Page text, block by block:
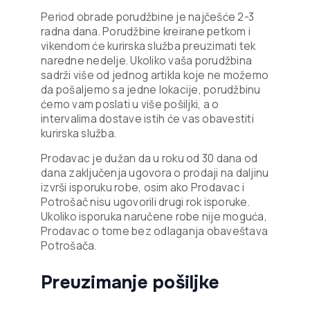
Period obrade porudžbine je najčešće 2-3
radna dana. Porudžbine kreirane petkom i
vikendom će kurirska služba preuzimati tek
naredne nedelje. Ukoliko vaša porudžbina
sadrži više od jednog artikla koje ne možemo
da pošaljemo sa jedne lokacije, porudžbinu
ćemo vam poslati u više pošiljki, a o
intervalima dostave istih će vas obavestiti
kurirska služba.
Prodavac je dužan da u roku od 30 dana od
dana zaključenja ugovora o prodaji na daljinu
izvrši isporuku robe, osim ako Prodavac i
Potrošač nisu ugovorili drugi rok isporuke.
Ukoliko isporuka naručene robe nije moguća,
Prodavac o tome bez odlaganja obaveštava
Potrošača.
Preuzimanje pošiljke